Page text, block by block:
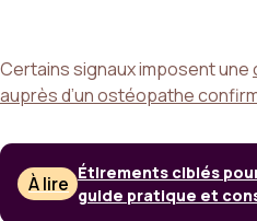
Certains signaux imposent une
auprès d’un ostéopathe
À lire Étirements ciblés
guide pratique et